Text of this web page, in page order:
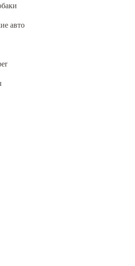
авто